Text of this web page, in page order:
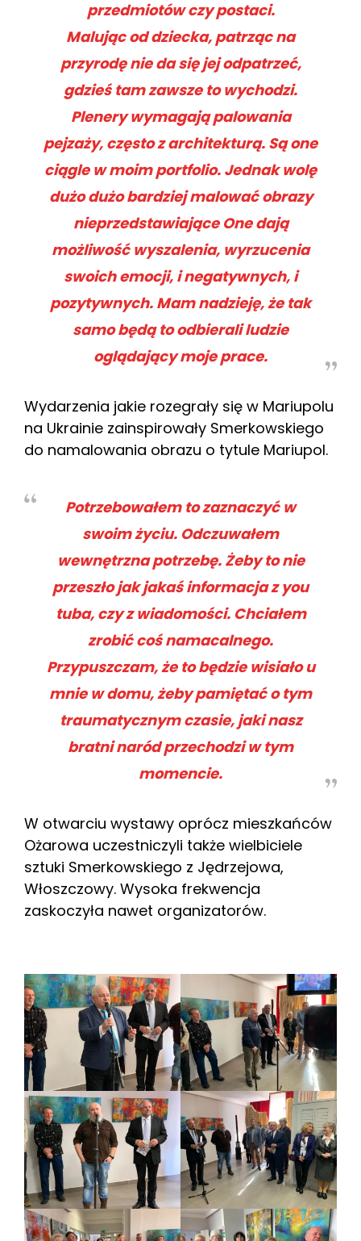
przedmiotów czy postaci.
Malując od dziecka, patrząc na
przyrodę nie da się jej odpatrzeć,
gdzieś tam zawsze to wychodzi.
Plenery wymagają palowania
pejzaży, często z architekturą. Są one
ciągle w moim portfolio. Jednak wolę
dużo dużo bardziej malować obrazy
nieprzedstawiające One dają
możliwość wyszalenia, wyrzucenia
swoich emocji, i negatywnych, i
pozytywnych. Mam nadzieję, że tak
samo będą to odbierali ludzie
oglądający moje prace.
Wydarzenia jakie rozegrały się w Mariupolu
na Ukrainie zainspirowały Smerkowskiego
do namalowania obrazu o tytule Mariupol.
Potrzebowałem to zaznaczyć w
swoim życiu. Odczuwałem
wewnętrzna potrzebę. Żeby to nie
przeszło jak jakaś informacja z you
tuba, czy z wiadomości. Chciałem
zrobić coś namacalnego.
Przypuszczam, że to będzie wisiało u
mnie w domu, żeby pamiętać o tym
traumatycznym czasie, jaki nasz
bratni naród przechodzi w tym
momencie.
W otwarciu wystawy oprócz mieszkańców
Ożarowa uczestniczyli także wielbiciele
sztuki Smerkowskiego z Jędrzejowa,
Włoszczowy. Wysoka frekwencja
zaskoczyła nawet organizatorów.